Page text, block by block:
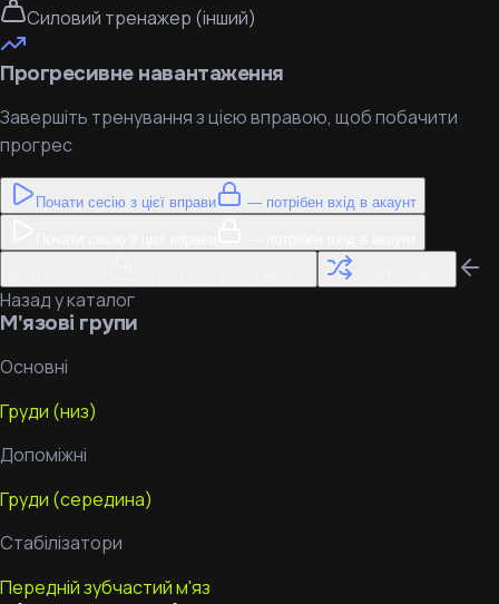
Силовий тренажер (інший)
Прогресивне навантаження
Завершіть тренування з цією вправою, щоб побачити
прогрес
Почати сесію з цієї вправи — потрібен вхід в акаунт
Назад у каталог
М'язові групи
Основні
Груди (низ)
Допоміжні
Груди (середина)
Стабілізатори
Передній зубчастий м'яз